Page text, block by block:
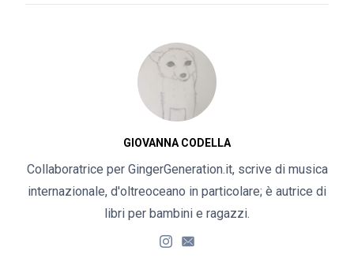
GIOVANNA CODELLA
Collaboratrice per GingerGeneration.it, scrive di musica
internazionale, d'oltreoceano in particolare; è autrice di
libri per bambini e ragazzi.